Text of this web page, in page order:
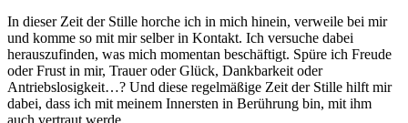
In dieser Zeit der Stille horche ich in mich hinein, verweile bei mir
und komme so mit mir selber in Kontakt. Ich versuche dabei
herauszufinden, was mich momentan beschäftigt. Spüre ich Freude
oder Frust in mir, Trauer oder Glück, Dankbarkeit oder
Antriebslosigkeit…? Und diese regelmäßige Zeit der Stille hilft mir
dabei, dass ich mit meinem Innersten in Berührung bin, mit ihm